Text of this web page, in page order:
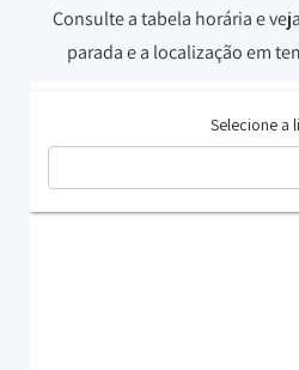
Consulte a tabela horária e
parada e a localização em